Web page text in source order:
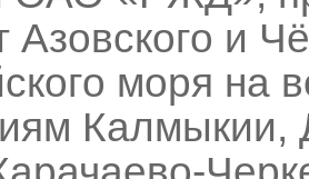
Азовского и
моря на
Калмыкии,